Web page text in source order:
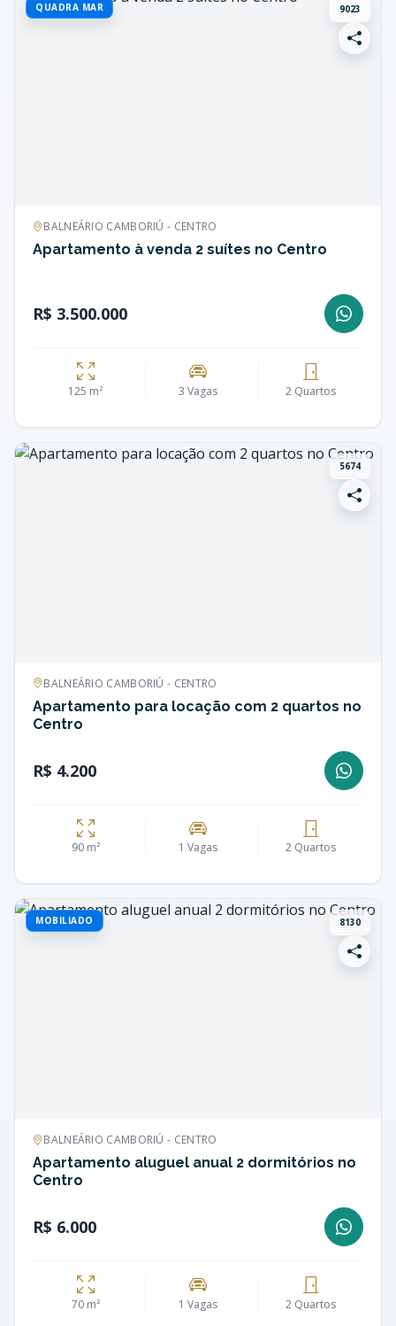
QUADRA MAR 9023
BALNEÁRIO CAMBORIÚ - CENTRO
Apartamento à venda 2 suítes no Centro
R$ 3.500.000
125 m² 3 Vagas 2 Quartos
5674
BALNEÁRIO CAMBORIÚ - CENTRO
Apartamento para locação com 2 quartos no
Centro
R$ 4.200
90 m² 1 Vagas 2 Quartos
MOBILIADO 8130
BALNEÁRIO CAMBORIÚ - CENTRO
Apartamento aluguel anual 2 dormitórios no
Centro
R$ 6.000
70 m² 1 Vagas 2 Quartos